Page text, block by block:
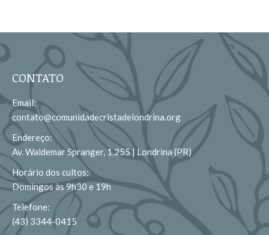
CONTATO
Email:
contato@comunidadecristadelondrina.org
Endereço:
Av. Waldemar Spranger, 1.255 | Londrina (PR)
Horário dos cultos:
Domingos às 9h30 e 19h
Telefone:
(43) 3344-0415